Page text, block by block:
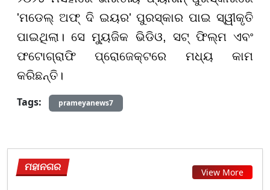
'ମଡେଲ୍ ଅଫ୍ ଦି ଇୟର' ପୁରସ୍କାର ପାଇ ସ୍ୱୀକୃତି
ପାଇଥିଲା। ସେ ମ୍ୟୁଜିକ ଭିଡିଓ, ସଟ୍ ଫିଲ୍ମ ଏବଂ
ଫଟୋଗ୍ରାଫି ପ୍ରୋଜେକ୍ଟରେ ମଧ୍ୟ କାମ
କରିଛନ୍ତି।
Tags:
prameyanews7
ମହାନଗର View More